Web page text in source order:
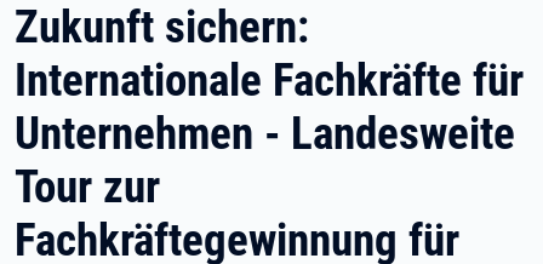
Zukunft sichern:
Internationale Fachkräfte für
Unternehmen - Landesweite
Tour zur
Fachkräftegewinnung für